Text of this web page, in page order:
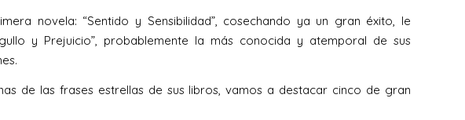
novela: “Sentido y Sensibilidad”, cosechando ya un gran éxito, le
y Prejuicio”, probablemente la más conocida y atemporal de sus
de las frases estrellas de sus libros, vamos a destacar cinco de gran